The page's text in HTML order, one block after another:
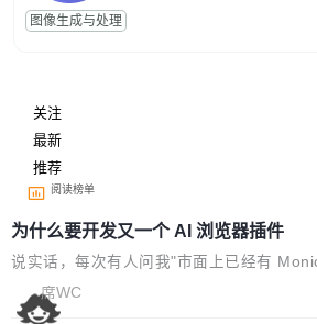
图像生成与处理
关注
最新
推荐
阅读榜单
为什么要开发又一个 AI 浏览器插件
说实话，每次有人问我"市面上已经有
Sider、Copilot for Chrome 这些 AI 浏览器
了，你为什么还要再做一个"，我都觉得这个
席WC